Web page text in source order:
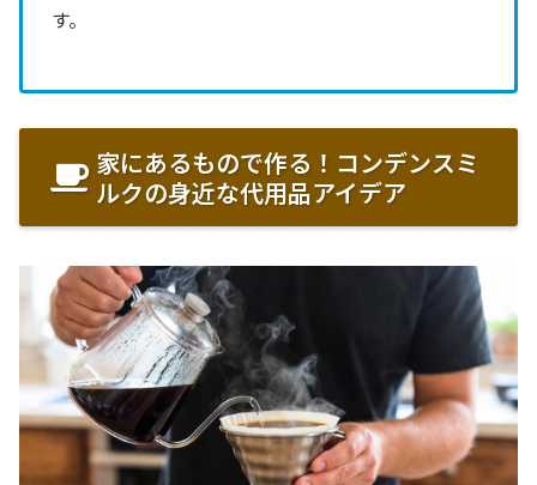
す。
家にあるもので作る！コンデンスミ
ルクの身近な代用品アイデア